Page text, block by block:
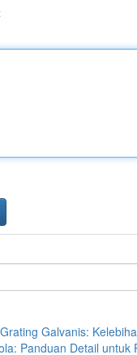
Galvanis:
Panduan Detail untuk